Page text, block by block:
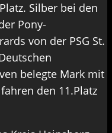
Silber bei den
Pony-
von der PSG St.
belegte Mark mit
den 11.Platz